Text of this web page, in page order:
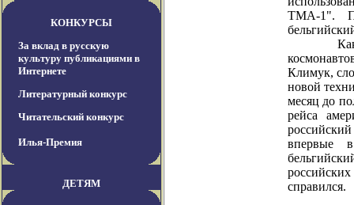
КОНКУРСЫ
За вклад в русскую
культуру публикациями в
Интернете
Литературный конкурс
Читательский конкурс
Илья-Премия
ДЕТЯМ
ТМА-1". По
Как
Климук,
новой
месяц до
рейса
впервые
справился.